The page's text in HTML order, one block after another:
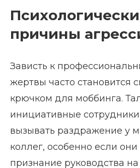
причины
Зависть к
жертвы часто становится
крючком для моббинга.
инициативные
вызывать раздражение у
коллег, особенно если
признание руководства на